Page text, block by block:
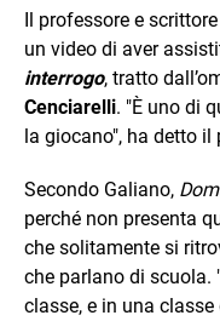
Il professore e scrittore
un video di aver
interrogo, tratto
Cenciarelli. "È uno di
la giocano", ha detto il
Secondo Galiano,
perché non presenta
che solitamente si
che parlano di scuola.
classe, e in una